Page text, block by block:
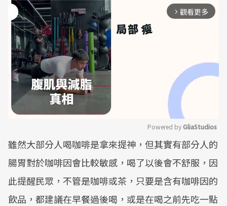
arrow_forward_ios 觀看更多
Mute
Powered by GliaStudios
雖然大部分人喝咖啡是拿來提神，但其實有部分人的
腸胃對於咖啡因會比較敏感，喝了以後會不舒服，因
此提醒民眾，不管是咖啡或茶，只要是含有咖啡因的
飲品，都建議在早餐過後喝，或是在喝之前先吃一點